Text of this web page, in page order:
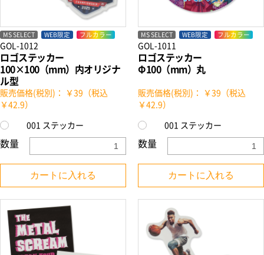
MS SELECT WEB限定 フルカラー
GOL-1012
ロゴステッカー
100×100（mm）内オリジナ
ル型
販売価格(税別)： ￥39（税込
￥42.9）
001 ステッカー
数量
カートに入れる
MS SELECT WEB限定 フルカラー
GOL-1011
ロゴステッカー
Φ100（mm）丸
販売価格(税別)： ￥39（税込
￥42.9）
001 ステッカー
数量
カートに入れる
お買い物を続ける カートへ進む